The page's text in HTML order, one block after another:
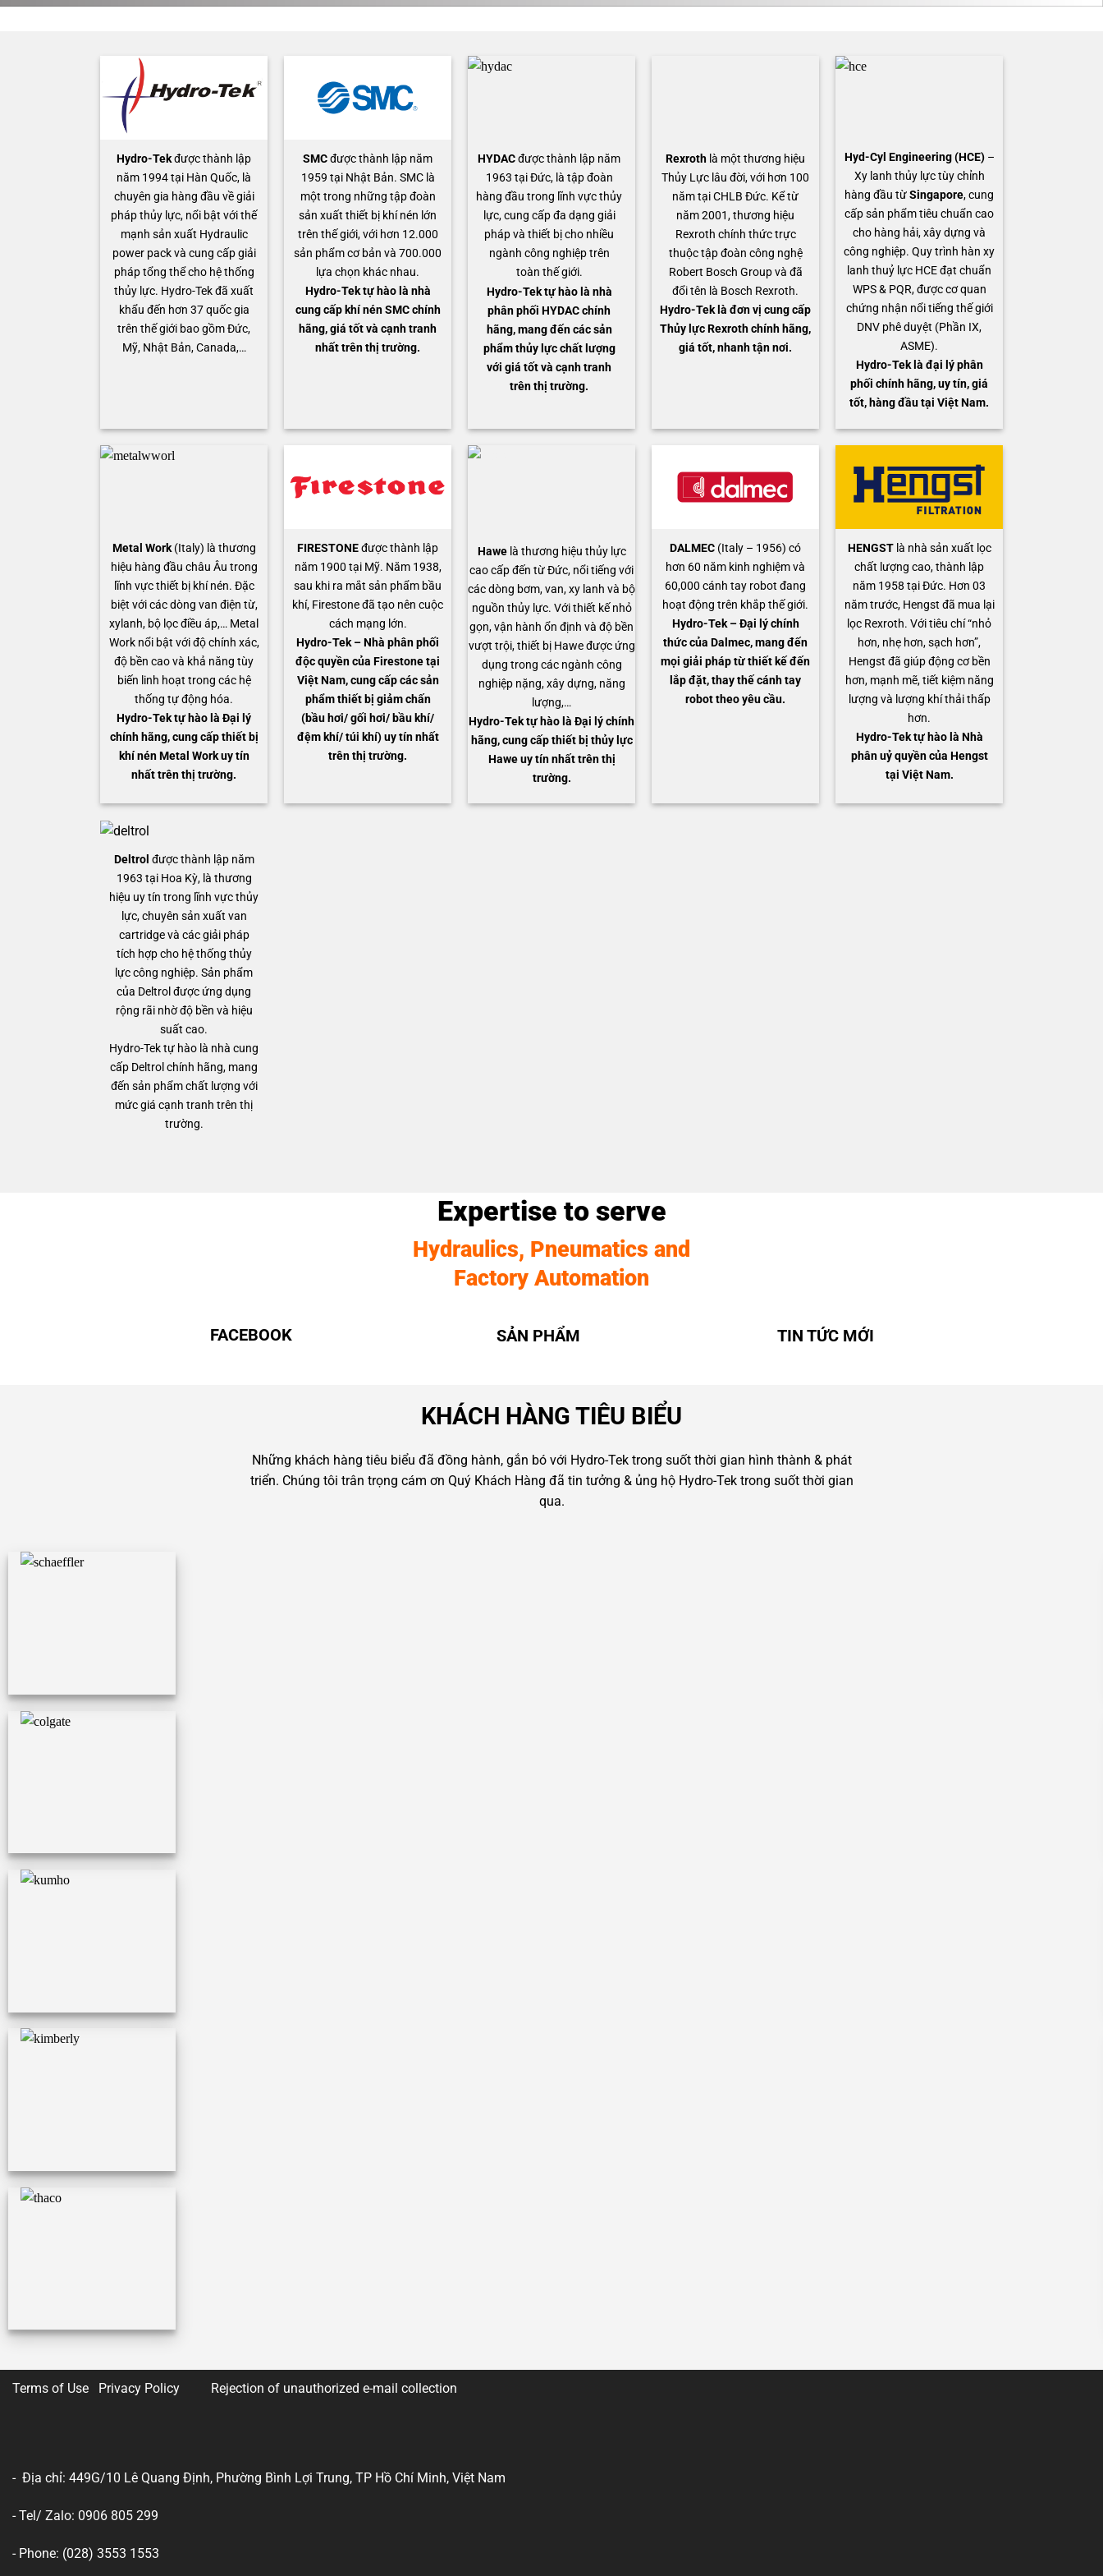
Hydro-Tekđược thành lập
năm 1994 tại Hàn Quốc, là
chuyên gia hàng đầu về giải
pháp thủy lực, nổi bật với thế
mạnh sản xuất Hydraulic
power pack và cung cấp giải
pháp tổng thể cho hệ thống
thủy lực. Hydro-Tek đã xuất
khẩu đến hơn 37 quốc gia
trên thế giới bao gồm Đức,
Mỹ, Nhật Bản, Canada,…
SMCđược thành lập năm
1959 tại Nhật Bản. SMC là
một trong những tập đoàn
sản xuất thiết bị khí nén lớn
trên thế giới, với hơn 12.000
sản phẩm cơ bản và 700.000
lựa chọn khác nhau.
Hydro-Tek tự hào là nhà
cung cấp khí nén SMC chính
hãng, giá tốt và cạnh tranh
nhất trên thị trường.
HYDACđược thành lập năm
1963 tại Đức, là tập đoàn
hàng đầu trong lĩnh vực thủy
lực, cung cấp đa dạng giải
pháp và thiết bị cho nhiều
ngành công nghiệp trên
toàn thế giới.
Hydro-Tektự hào là nhà
phân phối HYDAC chính
hãng, mang đến các sản
phẩm thủy lực chất lượng
với giá tốt và cạnh tranh
trên thị trường.
Rexroth là một thương hiệu
Thủy Lực lâu đời, với hơn 100
năm tại CHLB Đức. Kể từ
năm 2001, thương hiệu
Rexroth chính thức trực
thuộc tập đoàn công nghệ
Robert Bosch Group và đã
đổi tên là Bosch Rexroth.
Hydro-Tek là đơn vị cung cấp
Thủy lực Rexroth chính hãng,
giá tốt, nhanh tận nơi.
Hyd-Cyl Engineering (HCE)–
Xy lanh thủy lực tùy chỉnh
hàng đầu từSingapore, cung
cấp sản phẩm tiêu chuẩn cao
cho hàng hải, xây dựng và
công nghiệp. Quy trình hàn xy
lanh thuỷ lực HCE đạt chuẩn
WPS & PQR, được cơ quan
chứng nhận nổi tiếng thế giới
DNV phê duyệt (Phần IX,
ASME).
Hydro-Tek là đại lý phân
phối chính hãng, uy tín, giá
tốt, hàng đầu tại Việt Nam.
Metal Work(Italy) là thương
hiệu hàng đầu châu Âu trong
lĩnh vực thiết bị khí nén. Đặc
biệt với các dòng van điện từ,
xylanh, bộ lọc điều áp,… Metal
Work nổi bật với độ chính xác,
độ bền cao và khả năng tùy
biến linh hoạt trong các hệ
thống tự động hóa.
Hydro-Tek tự hào là Đại lý
chính hãng, cung cấp thiết bị
khí nén Metal Work uy tín
nhất trên thị trường.
FIRESTONEđược thành lập
năm 1900 tại Mỹ. Năm 1938,
sau khi ra mắt sản phẩm bầu
khí, Firestone đã tạo nên cuộc
cách mạng lớn.
Hydro-Tek – Nhà phân phối
độc quyền của Firestone tại
Việt Nam, cung cấp các sản
phẩm thiết bị giảm chấn
(bầu hơi/ gối hơi/ bầu khí/
đệm khí/ túi khí) uy tín nhất
trên thị trường.
Hawelà thương hiệu thủy lực
cao cấp đến từ Đức, nổi tiếng với
các dòng bơm, van, xy lanh và bộ
nguồn thủy lực. Với thiết kế nhỏ
gọn, vận hành ổn định và độ bền
vượt trội, thiết bị Hawe được ứng
dụng trong các ngành công
nghiệp nặng, xây dựng, năng
lượng,…
Hydro-Tek tự hào là Đại lý chính
hãng, cung cấp thiết bị thủy lực
Hawe uy tín nhất trên thị
trường.
DALMEC (Italy – 1956) có
hơn 60 năm kinh nghiệm và
60,000 cánh tay robot đang
hoạt động trên khắp thế giới.
Hydro-Tek – Đại lý chính
thức của Dalmec, mang đến
mọi giải pháp từ thiết kế đến
lắp đặt, thay thế cánh tay
robot theo yêu cầu.
HENGSTlà nhà sản xuất lọc
chất lượng cao, thành lập
năm 1958 tại Đức. Hơn 03
năm trước, Hengst đã mua lại
lọc Rexroth. Với tiêu chí “nhỏ
hơn, nhẹ hơn, sạch hơn”,
Hengst đã giúp động cơ bền
hơn, mạnh mẽ, tiết kiệm năng
lượng và lượng khí thải thấp
hơn.
Hydro-Tek tự hào là Nhà
phân uỷ quyền của Hengst
tại Việt Nam.
Deltrol được thành lập năm
1963 tại Hoa Kỳ, là thương
hiệu uy tín trong lĩnh vực thủy
lực, chuyên sản xuất van
cartridge và các giải pháp
tích hợp cho hệ thống thủy
lực công nghiệp. Sản phẩm
của Deltrol được ứng dụng
rộng rãi nhờ độ bền và hiệu
suất cao.
Hydro-Tek tự hào là nhà cung
cấp Deltrol chính hãng, mang
đến sản phẩm chất lượng với
mức giá cạnh tranh trên thị
trường.
Expertise to serve
Hydraulics, Pneumatics and
Factory Automation
FACEBOOK SẢN PHẨM TIN TỨC MỚI
KHÁCH HÀNG TIÊU BIỂU
Những khách hàng tiêu biểu đã đồng hành, gắn bó với Hydro-Tek trong suốt thời gian hình thành & phát
triển. Chúng tôi trân trọng cám ơn Quý Khách Hàng đã tin tưởng & ủng hộ Hydro-Tek trong suốt thời gian
qua.
Terms of Use Privacy Policy Rejection of unauthorized e-mail collection
- Địa chỉ: 449G/10 Lê Quang Định, Phường Bình Lợi Trung, TP Hồ Chí Minh, Việt Nam
- Tel/ Zalo: 0906 805 299
- Phone: (028) 3553 1553